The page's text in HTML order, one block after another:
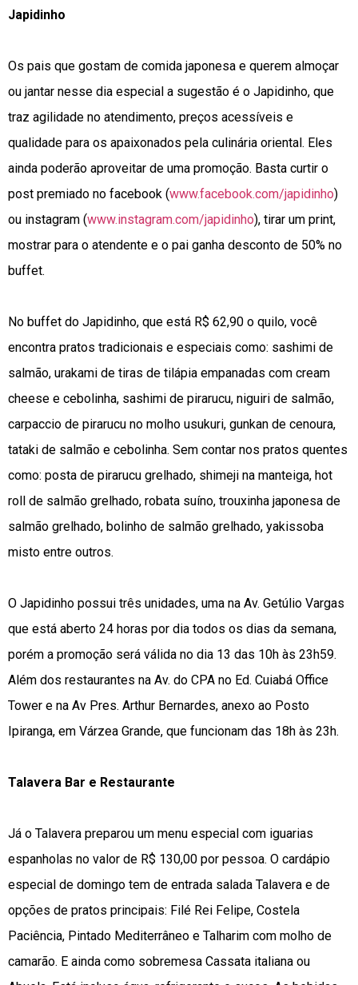
Japidinho
Os pais que gostam de comida japonesa e querem almoçar
ou jantar nesse dia especial a sugestão é o Japidinho, que
traz agilidade no atendimento, preços acessíveis e
qualidade para os apaixonados pela culinária oriental. Eles
ainda poderão aproveitar de uma promoção. Basta curtir o
post premiado no facebook (www.facebook.com/japidinho)
ou instagram (www.instagram.com/japidinho), tirar um print,
mostrar para o atendente e o pai ganha desconto de 50% no
buffet.
No buffet do Japidinho, que está R$ 62,90 o quilo, você
encontra pratos tradicionais e especiais como: sashimi de
salmão, urakami de tiras de tilápia empanadas com cream
cheese e cebolinha, sashimi de pirarucu, niguiri de salmão,
carpaccio de pirarucu no molho usukuri, gunkan de cenoura,
tataki de salmão e cebolinha. Sem contar nos pratos quentes
como: posta de pirarucu grelhado, shimeji na manteiga, hot
roll de salmão grelhado, robata suíno, trouxinha japonesa de
salmão grelhado, bolinho de salmão grelhado, yakissoba
misto entre outros.
O Japidinho possui três unidades, uma na Av. Getúlio Vargas
que está aberto 24 horas por dia todos os dias da semana,
porém a promoção será válida no dia 13 das 10h às 23h59.
Além dos restaurantes na Av. do CPA no Ed. Cuiabá Office
Tower e na Av Pres. Arthur Bernardes, anexo ao Posto
Ipiranga, em Várzea Grande, que funcionam das 18h às 23h.
Talavera Bar e Restaurante
Já o Talavera preparou um menu especial com iguarias
espanholas no valor de R$ 130,00 por pessoa. O cardápio
especial de domingo tem de entrada salada Talavera e de
opções de pratos principais: Filé Rei Felipe, Costela
Paciência, Pintado Mediterrâneo e Talharim com molho de
camarão. E ainda como sobremesa Cassata italiana ou